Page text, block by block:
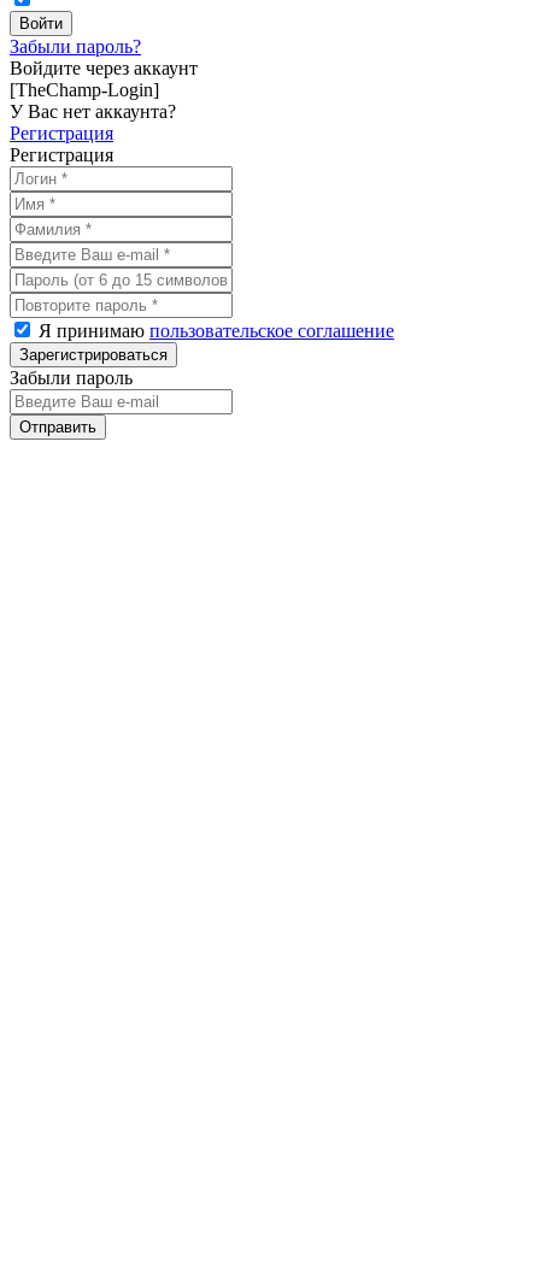
Забыли пароль?
Войдите через аккаунт
[TheChamp-Login]
У Вас нет аккаунта?
Регистрация
Регистрация
Я принимаю пользовательское соглашение
Забыли пароль